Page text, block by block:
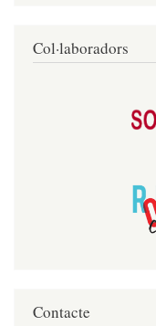
Col·laboradors
Contacte